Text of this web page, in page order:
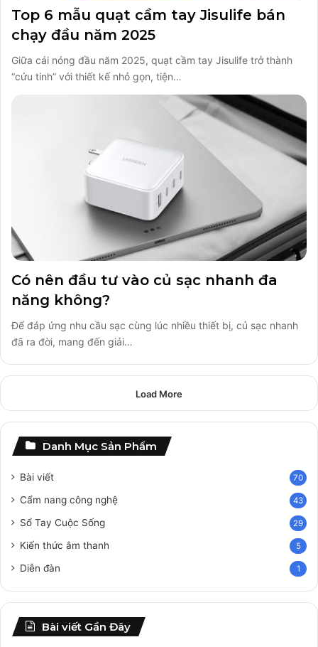
Top 6 mẫu quạt cầm tay Jisulife bán
chạy đầu năm 2025
Giữa cái nóng đầu năm 2025, quạt cầm tay Jisulife trở thành
“cứu tinh” với thiết kế nhỏ gọn, tiện…
Có nên đầu tư vào củ sạc nhanh đa
năng không?
Để đáp ứng nhu cầu sạc cùng lúc nhiều thiết bị, củ sạc nhanh
đã ra đời, mang đến giải…
Load More
Danh Mục Sản Phẩm
Bài viết 70
Cẩm nang công nghệ 43
Sổ Tay Cuộc Sống 29
Kiến thức âm thanh 5
Diễn đàn 1
Bài viết Gần Đây